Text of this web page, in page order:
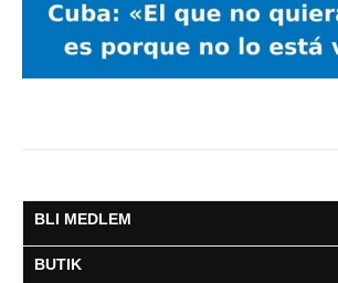
BLI MEDLEM
BUTIK